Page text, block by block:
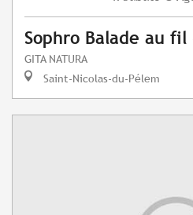
Sophro Balade au
GITA NATURA
Saint-Nicolas-du-Pélem